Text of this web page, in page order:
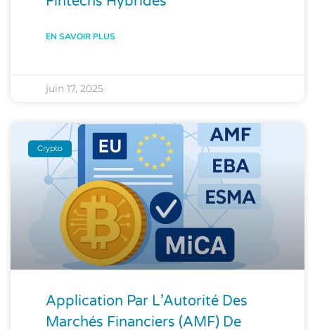
EN SAVOIR PLUS
juin 17, 2025
Crypto
Application Par L’Autorité Des
Marchés Financiers (AMF) De